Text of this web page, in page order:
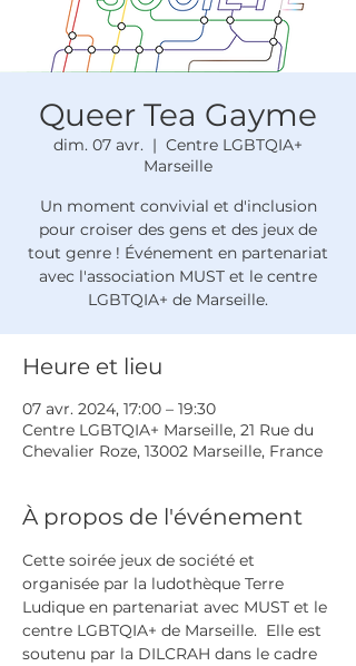
Queer Tea Gayme
dim. 07 avr.
  |
Centre LGBTQIA+
Marseille
Un moment convivial et d'inclusion
pour croiser des gens et des jeux de
tout genre ! Événement en partenariat
avec l'association MUST et le centre
LGBTQIA+ de Marseille.
Heure et lieu
07 avr. 2024, 17:00 – 19:30
Centre LGBTQIA+ Marseille, 21 Rue du
Chevalier Roze, 13002 Marseille, France
À propos de l'événement
Cette soirée jeux de société et
organisée par la ludothèque Terre
Ludique en partenariat avec MUST et le
centre LGBTQIA+ de Marseille.  Elle est
soutenu par la DILCRAH dans le cadre